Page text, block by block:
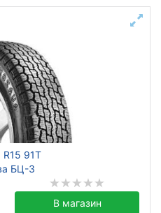
91T
БЦ-3
В магазин